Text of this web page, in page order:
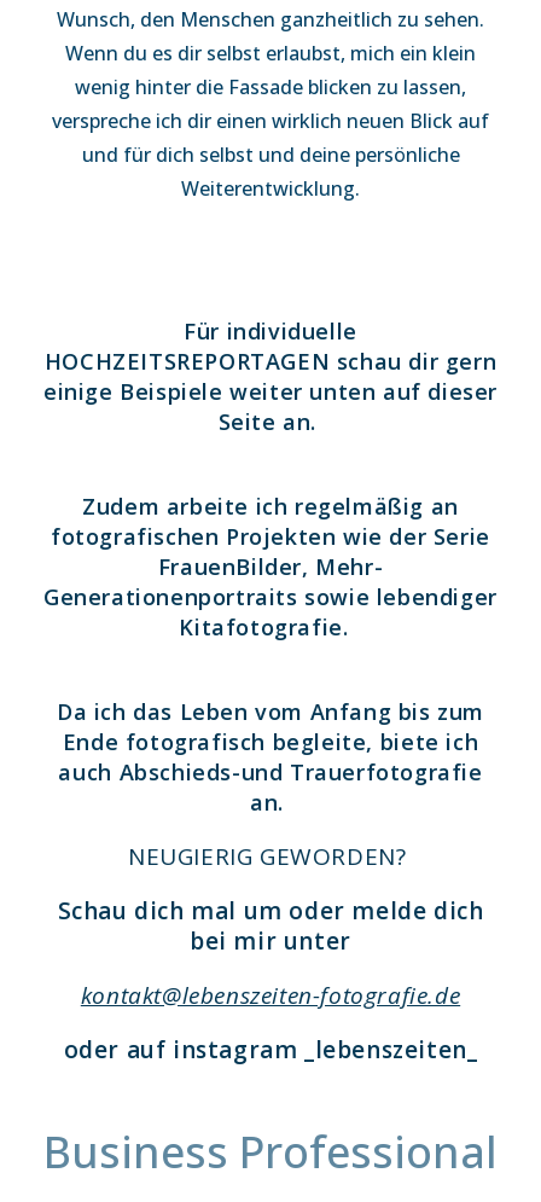
Wunsch, den Menschen ganzheitlich zu sehen.
Wenn du es dir selbst erlaubst, mich ein klein
wenig hinter die Fassade blicken zu lassen,
verspreche ich dir einen wirklich neuen Blick auf
und für dich selbst und deine persönliche
Weiterentwicklung.
Für individuelle
HOCHZEITSREPORTAGEN schau dir gern
einige Beispiele weiter unten auf dieser
Seite an.
Zudem arbeite ich regelmäßig an
fotografischen Projekten wie der Serie
FrauenBilder, Mehr-
Generationenportraits sowie lebendiger
Kitafotografie.
Da ich das Leben vom Anfang bis zum
Ende fotografisch begleite, biete ich
auch Abschieds-und Trauerfotografie
an.
NEUGIERIG GEWORDEN?
Schau dich mal um oder melde dich
bei mir unter
kontakt@lebenszeiten-fotografie.de
oder auf instagram _lebenszeiten_
Business Professional